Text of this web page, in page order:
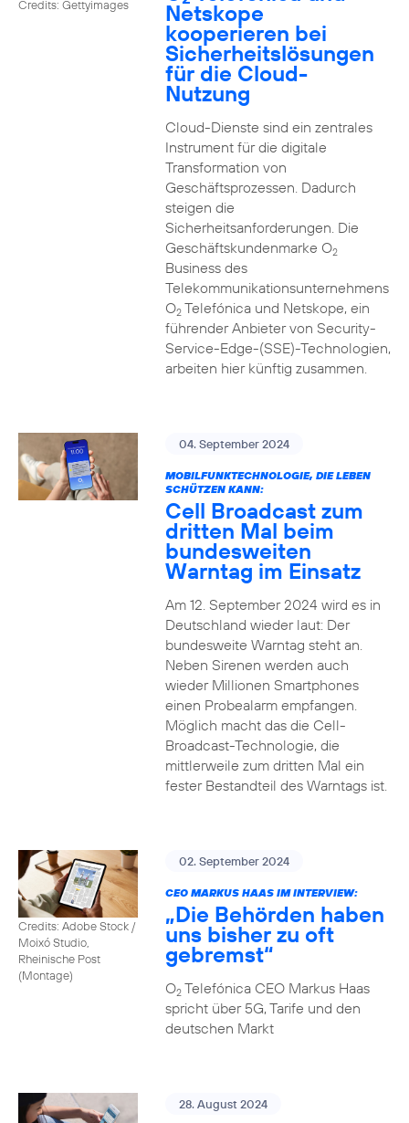
Credits: Gettyimages Netskope
kooperieren bei
Sicherheitslösungen
für die Cloud-
Nutzung
Cloud-Dienste sind ein zentrales
Instrument für die digitale
Transformation von
Geschäftsprozessen. Dadurch
steigen die
Sicherheitsanforderungen. Die
Geschäftskundenmarke O2
Business des
Telekommunikationsunternehmens
O2Telefónica und Netskope, ein
führender Anbieter von Security-
Service-Edge-(SSE)-Technologien,
arbeiten hier künftig zusammen.
04. September 2024
MOBILFUNKTECHNOLOGIE, DIE LEBEN
SCHÜTZEN KANN:
Cell Broadcast zum
dritten Mal beim
bundesweiten
Warntag im Einsatz
Am 12. September 2024 wird es in
Deutschland wieder laut: Der
bundesweite Warntag steht an.
Neben Sirenen werden auch
wieder Millionen Smartphones
einen Probealarm empfangen.
Möglich macht das die Cell-
Broadcast-Technologie, die
mittlerweile zum dritten Mal ein
fester Bestandteil des Warntags ist.
Credits: Adobe Stock /
Moixó Studio,
Rheinische Post
(Montage)
02. September 2024
CEO MARKUS HAAS IM INTERVIEW:
„Die Behörden haben
uns bisher zu oft
gebremst“
O2Telefónica CEO Markus Haas
spricht über 5G, Tarife und den
deutschen Markt
28. August 2024